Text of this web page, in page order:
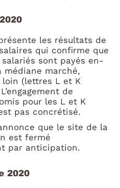
les résultats de
qui confirme que
sont payés en-
médiane marché,
loin (lettres L et K
L’engagement de
pour les L et K
pas concrétisé.
que le site de la
est fermé
par anticipation.
2020